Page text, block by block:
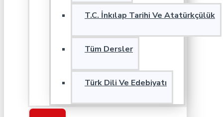
T.C. İnkılap Tarihi Ve Atatürkçülük
Tüm Dersler
Türk Dili Ve Edebiyatı